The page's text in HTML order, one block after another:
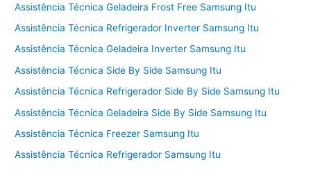
Assistência Técnica Geladeira Frost Free Samsung Itu
Assistência Técnica Refrigerador Inverter Samsung Itu
Assistência Técnica Geladeira Inverter Samsung Itu
Assistência Técnica Side By Side Samsung Itu
Assistência Técnica Refrigerador Side By Side Samsung Itu
Assistência Técnica Geladeira Side By Side Samsung Itu
Assistência Técnica Freezer Samsung Itu
Assistência Técnica Refrigerador Samsung Itu